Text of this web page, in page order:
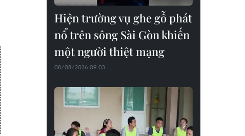
Hiện trường vụ ghe gỗ phát
nổ trên sông Sài Gòn khiến
một người thiệt mạng
08/08/2026 09:03